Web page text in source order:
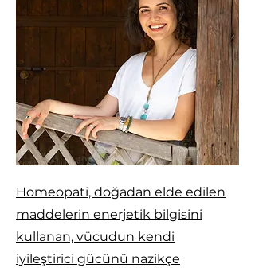
Homeopati, doğadan elde edilen
maddelerin enerjetik bilgisini
kullanan, vücudun kendi
iyileştirici gücünü nazikçe